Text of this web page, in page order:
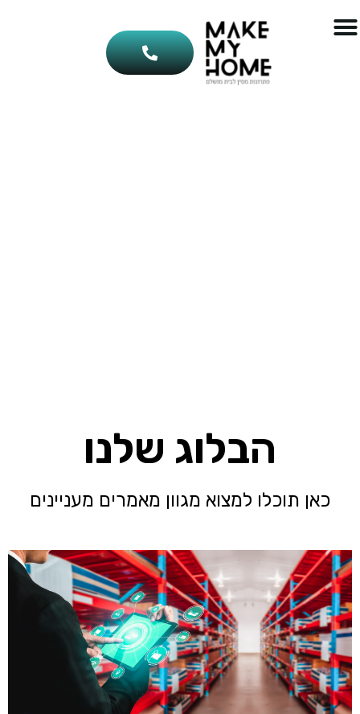
הבלוג שלנו
כאן תוכלו למצוא מגוון מאמרים מעניינים